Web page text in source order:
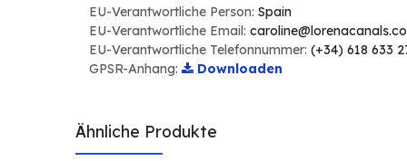
EU-Verantwortliche Person: Spain
EU-Verantwortliche Email:
EU-Verantwortliche Telefonnummer: (+34) 618 633
GPSR-Anhang:
Downloaden
Ähnliche Produkte